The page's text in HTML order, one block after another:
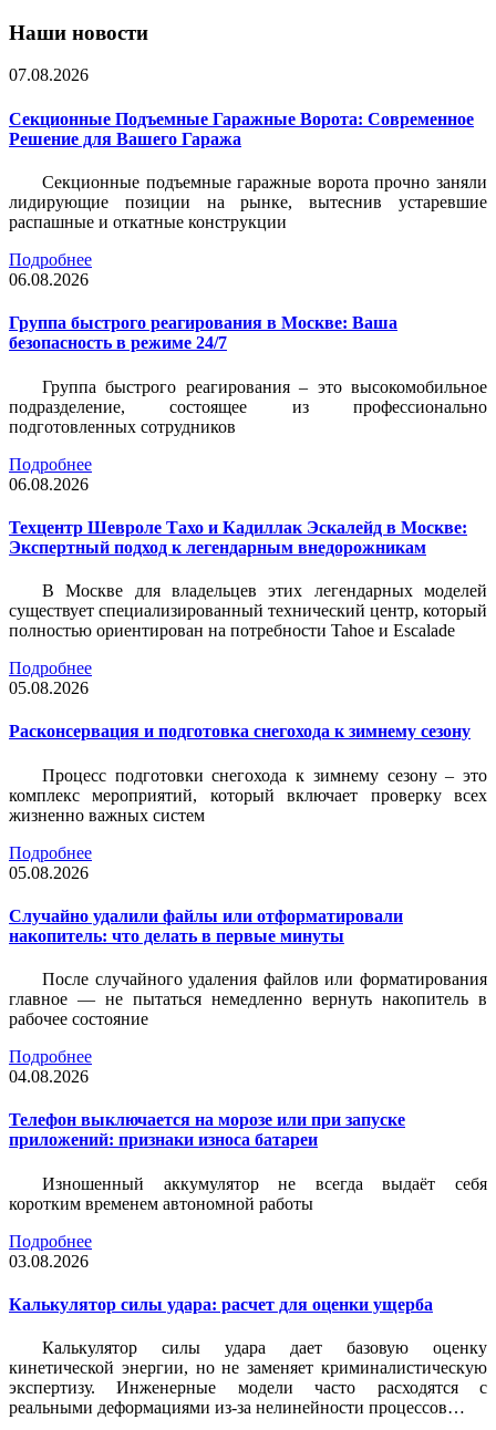
Наши новости
07.08.2026
Секционные Подъемные Гаражные Ворота: Современное
Решение для Вашего Гаража
Секционные подъемные гаражные ворота прочно заняли
лидирующие позиции на рынке, вытеснив устаревшие
распашные и откатные конструкции
Подробнее
06.08.2026
Группа быстрого реагирования в Москве: Ваша
безопасность в режиме 24/7
Группа быстрого реагирования – это высокомобильное
подразделение, состоящее из профессионально
подготовленных сотрудников
Подробнее
06.08.2026
Техцентр Шевроле Тахо и Кадиллак Эскалейд в Москве:
Экспертный подход к легендарным внедорожникам
В Москве для владельцев этих легендарных моделей
существует специализированный технический центр, который
полностью ориентирован на потребности Tahoe и Escalade
Подробнее
05.08.2026
Расконсервация и подготовка снегохода к зимнему сезону
Процесс подготовки снегохода к зимнему сезону – это
комплекс мероприятий, который включает проверку всех
жизненно важных систем
Подробнее
05.08.2026
Случайно удалили файлы или отформатировали
накопитель: что делать в первые минуты
После случайного удаления файлов или форматирования
главное — не пытаться немедленно вернуть накопитель в
рабочее состояние
Подробнее
04.08.2026
Телефон выключается на морозе или при запуске
приложений: признаки износа батареи
Изношенный аккумулятор не всегда выдаёт себя
коротким временем автономной работы
Подробнее
03.08.2026
Калькулятор силы удара: расчет для оценки ущерба
Калькулятор силы удара дает базовую оценку
кинетической энергии, но не заменяет криминалистическую
экспертизу. Инженерные модели часто расходятся с
реальными деформациями из-за нелинейности процессов…